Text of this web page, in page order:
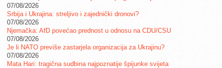
07/08/2026
Srbija i Ukrajina: streljivo i zajednički dronovi?
07/08/2026
Njemačka: AfD povećao prednost u odnosu na CDU/CSU
07/08/2026
Je li NATO previše zastarjela organizacija za Ukrajinu?
07/08/2026
Mata Hari: tragična sudbina najpoznatije špijunke svijeta